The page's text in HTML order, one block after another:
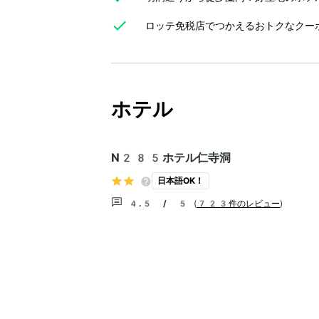
ロッテ免税店でつかえるおトクなク
ホテル
N285ホテル仁寺洞
日本語OK！
4.5 / 5 ( 723件のレビュー)